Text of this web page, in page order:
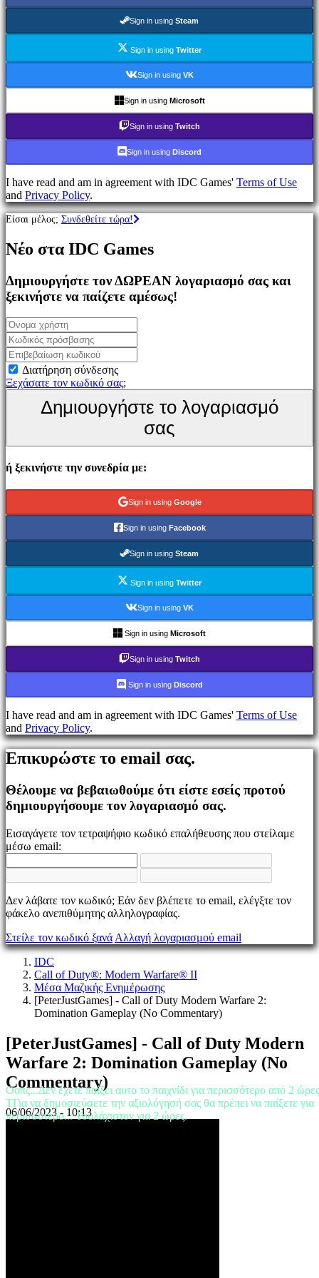
Παιχνίδια
Παιχνίδια
Παιχνίδια
Παιχνίδια
Racing
Casual
Indie
Simulation
games
Puzzle
games
games
Κοινότητα
Παιχνίδι
Εκδηλώσεις
εντός
παιχνιδιού
Νέα
Μέσα
Μαζικής
IDC
IDC
Υποστήριξη
Λογαριασμός
Σύνδεση
τον
σας;
Αλλαγή
γλώσσας
AR
BS
CS
DE
EL
EN
FI
FR
KO
NL
PL
PT
UK
VI
ZH
Το
Παιχνίδι
Sign in using Steam
Sign in using Twitter
Sign in using VK
Sign in using Microsoft
Sign in using Twitch
Sign in using Discord
I have read and am in agreement with IDC Games' Terms of Use
and Privacy Policy.
Είσαι μέλος; Συνδεθείτε τώρα!
Νέο στα IDC Games
Δημιουργήστε τον ΔΩΡΕΑΝ λογαριασμό σας και
ξεκινήστε να παίζετε αμέσως!
Διατήρηση σύνδεσης
Ξεχάσατε τον κωδικό σας;
Δημιουργήστε το λογαριασμό
σας
ή ξεκινήστε την συνεδρία με:
Sign in using Google
Sign in using Facebook
Sign in using Steam
Sign in using Twitter
Sign in using VK
Sign in using Microsoft
Sign in using Twitch
Sign in using Discord
I have read and am in agreement with IDC Games' Terms of Use
and Privacy Policy.
Επικυρώστε το email σας.
Θέλουμε να βεβαιωθούμε ότι είστε εσείς προτού
δημιουργήσουμε τον λογαριασμό σας.
Εισαγάγετε τον τετραψήφιο κωδικό επαλήθευσης που στείλαμε
μέσω email:
Δεν λάβατε τον κωδικό; Εάν δεν βλέπετε το email, ελέγξτε τον
φάκελο ανεπιθύμητης αλληλογραφίας.
Στείλε τον κωδικό ξανά Αλλαγή λογαριασμού email
IDC
Call of Duty®: Modern Warfare® II
Μέσα Μαζικής Ενημέρωσης
[PeterJustGames] - Call of Duty Modern Warfare 2:
Domination Gameplay (No Commentary)
[PeterJustGames] - Call of Duty Modern
Warfare 2: Domination Gameplay (No
Commentary)
06/06/2023 - 10:13
Οοπς...Δεν έχετε παίξει αυτο το παιχνίδι για περισσότερο από 2 ώρες
TΓια να δημοσιεύσετε την αξιολόγησή σας θα πρέπει να παίξετε για
περισσότερο... Τουλάχιστον για 2 ώρες.